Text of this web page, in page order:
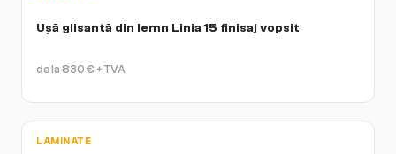
Ușă glisantă din lemn Linia 15 finisaj vopsit
de la 830 € + TVA
LAMINATE